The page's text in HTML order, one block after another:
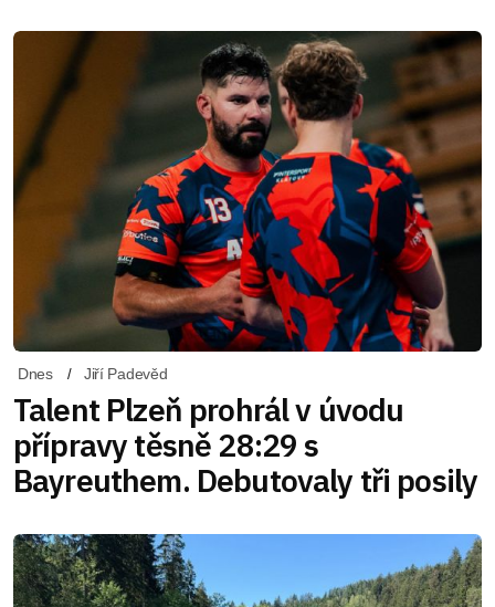
Dnes Jiří Padevěd
Talent Plzeň prohrál v úvodu
přípravy těsně 28:29 s
Bayreuthem. Debutovaly tři posily